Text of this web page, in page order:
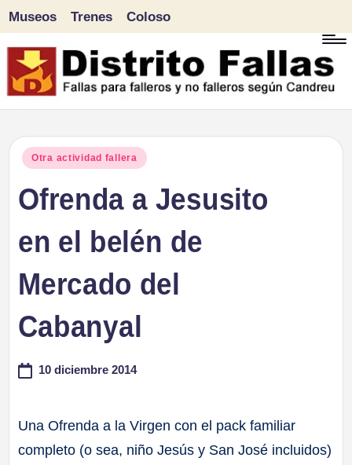
Saltar
al
Museos Trenes Coloso
Publicado
Otra actividad fallera
Ofrenda a Jesusito
en el belén de
Mercado del
Cabanyal
10 diciembre 2014
Una Ofrenda a la Virgen con el pack familiar
completo (o sea, niño Jesús y San José incluidos)